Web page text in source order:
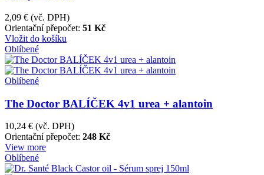
2,09 € (vč. DPH)
Orientační přepočet: 51 Kč
Vložit do košíku
Oblíbené
Oblíbené
The Doctor BALÍČEK 4v1 urea + alantoin
10,24 € (vč. DPH)
Orientační přepočet: 248 Kč
View more
Oblíbené